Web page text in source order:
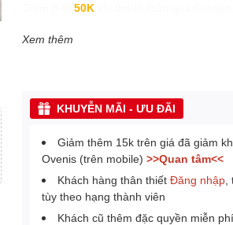
50K
Xem thêm
KHUYỄN MÃI - ƯU ĐÃI
Giảm thêm 15k trên giá đã giảm
Ovenis (trên mobile) >>Quan tâm<<
Khách hàng thân thiếtĐăng nhập
tùy theo hạng thành viên
Khách cũ thêm đặc quyền miễn